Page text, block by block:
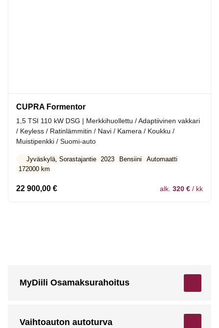
CUPRA Formentor
1,5 TSI 110 kW DSG | Merkkihuollettu / Adaptiivinen vakkari
/ Keyless / Ratinlämmitin / Navi / Kamera / Koukku /
Muistipenkki / Suomi-auto
Jyväskylä, Sorastajantie 2023 Bensiini
Automaatti
172000 km
22 900,00 € alk. 320 € / kk
MyDiili Osamaksurahoitus
Vaihtoauton autoturva